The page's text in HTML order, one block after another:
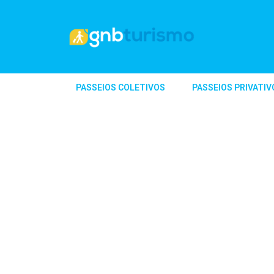
PASSEIOS COLETIVOS PASSEIOS